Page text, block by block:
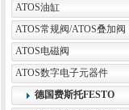
ATOS油缸
ATOS常规阀/ATOS叠加阀
ATOS电磁阀
ATOS数字电子元器件
德国费斯托FESTO